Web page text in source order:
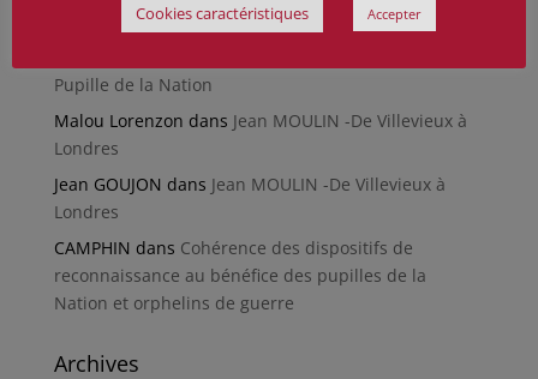
CHRETIEN MichèledansPoème du Général de Gaulle
Pupille de la Nation
Malou Lorenzon dans Jean MOULIN -De Villevieux à
Londres
Jean GOUJON dans Jean MOULIN -De Villevieux à
Londres
CAMPHIN dans Cohérence des dispositifs de
reconnaissance au bénéfice des pupilles de la
Nation et orphelins de guerre
Archives
Cookies caractéristiques Accepter